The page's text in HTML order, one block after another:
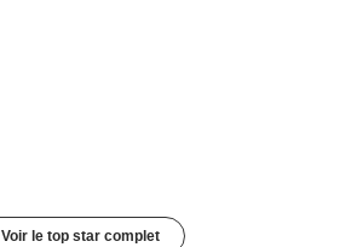
Voir le top star complet